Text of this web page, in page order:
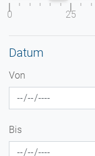
0 25
Datum
Von
Bis